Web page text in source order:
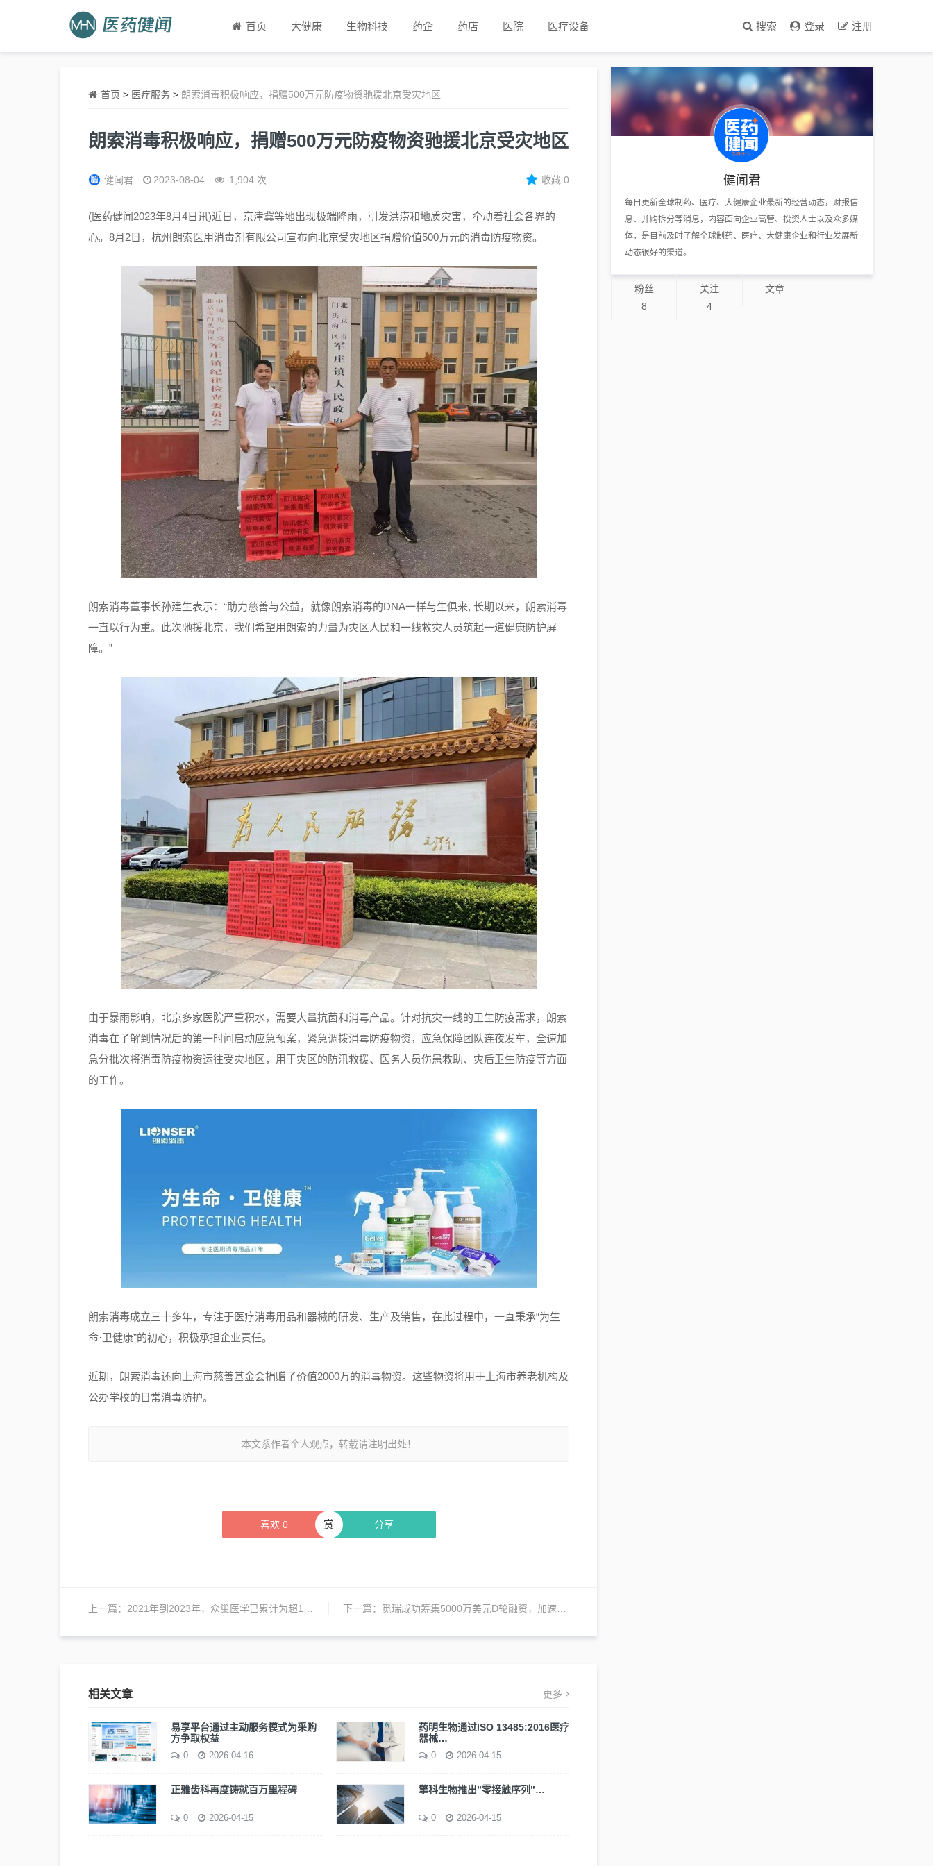
首页 大健康 生物科技 药企 药店 医院 医疗设备 搜索 登录 注册
首页 > 医疗服务 > 朗索消毒积极响应，捐赠500万元防疫物资驰援北京受灾地区
朗索消毒积极响应，捐赠500万元防疫物资驰援北京受灾地区
健闻君 2023-08-04 1,904 次 收藏0
(医药健闻2023年8月4日讯)近日，京津冀等地出现极端降雨，引发洪涝和地质灾害，牵动着社会各界的
心。8月2日，杭州朗索医用消毒剂有限公司宣布向北京受灾地区捐赠价值500万元的消毒防疫物资。
朗索消毒董事长孙建生表示：“助力慈善与公益，就像朗索消毒的DNA一样与生俱来, 长期以来，朗索消毒
一直以行为重。此次驰援北京，我们希望用朗索的力量为灾区人民和一线救灾人员筑起一道健康防护屏
障。”
由于暴雨影响，北京多家医院严重积水，需要大量抗菌和消毒产品。针对抗灾一线的卫生防疫需求，朗索
消毒在了解到情况后的第一时间启动应急预案，紧急调拨消毒防疫物资，应急保障团队连夜发车，全速加
急分批次将消毒防疫物资运往受灾地区，用于灾区的防汛救援、医务人员伤患救助、灾后卫生防疫等方面
的工作。
朗索消毒成立三十多年，专注于医疗消毒用品和器械的研发、生产及销售，在此过程中，一直秉承“为生
命·卫健康”的初心，积极承担企业责任。
近期，朗索消毒还向上海市慈善基金会捐赠了价值2000万的消毒物资。这些物资将用于上海市养老机构及
公办学校的日常消毒防护。
本文系作者个人观点，转载请注明出处！
喜欢 0 分享
赏
上一篇： 2021年到2023年，众巢医学已累计为超10000位乳腺癌患者提供服务 下一篇： 觅瑞成功筹集5000万美元D轮融资，加速癌症早筛产品在亚太市场的商业化推广
相关文章 更多
易享平台通过主动服务模式为采购
方争取权益
0 2026-04-16
药明生物通过ISO 13485:2016医疗
器械…
0 2026-04-15
正雅齿科再度铸就百万里程碑
0 2026-04-15
擎科生物推出”零接触序列”…
0 2026-04-15
健闻君
每日更新全球制药、医疗、大健康企业最新的经营动态，财报信
息、并购拆分等消息，内容面向企业高管、投资人士以及众多媒
体，是目前及时了解全球制药、医疗、大健康企业和行业发展新
动态很好的渠道。
粉丝
8
关注
4
文章